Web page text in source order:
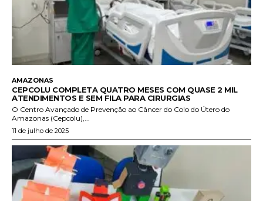
AMAZONAS
CEPCOLU COMPLETA QUATRO MESES COM QUASE 2 MIL
ATENDIMENTOS E SEM FILA PARA CIRURGIAS
O Centro Avançado de Prevenção ao Câncer do Colo do Útero do
Amazonas (Cepcolu),...
11 de julho de 2025